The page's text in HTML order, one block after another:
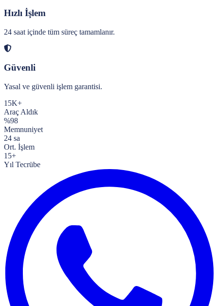
Hızlı İşlem
24 saat içinde tüm süreç tamamlanır.
Güvenli
Yasal ve güvenli işlem garantisi.
15K+
Araç Aldık
%98
Memnuniyet
24 sa
Ort. İşlem
15+
Yıl Tecrübe